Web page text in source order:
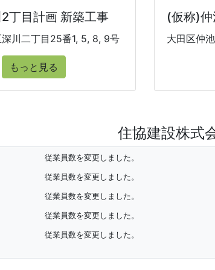
丁目計画 新築工事
川二丁目25番1, 5, 8, 9号
もっと見る
(仮称)
大田区仲
住協建設株式
従業員数を変更しました。
従業員数を変更しました。
従業員数を変更しました。
従業員数を変更しました。
従業員数を変更しました。